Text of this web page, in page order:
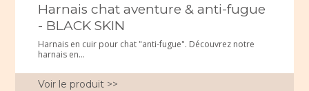
Harnais chat aventure & anti-fugue
- BLACK SKIN
Harnais en cuir pour chat "anti-fugue". Découvrez notre
harnais en...
Voir le produit >>